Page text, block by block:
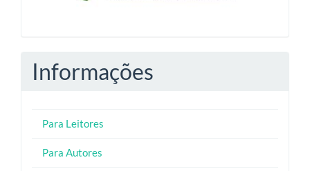
Informações
Para Leitores
Para Autores